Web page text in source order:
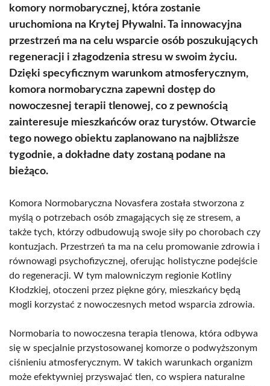
komory normobarycznej, która zostanie
uruchomiona na Krytej Pływalni. Ta innowacyjna
przestrzeń ma na celu wsparcie osób poszukujących
regeneracji i złagodzenia stresu w swoim życiu.
Dzięki specyficznym warunkom atmosferycznym,
komora normobaryczna zapewni dostęp do
nowoczesnej terapii tlenowej, co z pewnością
zainteresuje mieszkańców oraz turystów. Otwarcie
tego nowego obiektu zaplanowano na najbliższe
tygodnie, a dokładne daty zostaną podane na
bieżąco.
Komora Normobaryczna Novasfera została stworzona z
myślą o potrzebach osób zmagających się ze stresem, a
także tych, którzy odbudowują swoje siły po chorobach czy
kontuzjach. Przestrzeń ta ma na celu promowanie zdrowia i
równowagi psychofizycznej, oferując holistyczne podejście
do regeneracji. W tym malowniczym regionie Kotliny
Kłodzkiej, otoczeni przez piękne góry, mieszkańcy będą
mogli korzystać z nowoczesnych metod wsparcia zdrowia.
Normobaria to nowoczesna terapia tlenowa, która odbywa
się w specjalnie przystosowanej komorze o podwyższonym
ciśnieniu atmosferycznym. W takich warunkach organizm
może efektywniej przyswajać tlen, co wspiera naturalne